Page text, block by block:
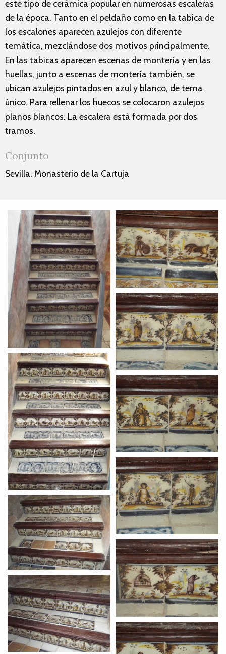
este tipo de cerámica popular en numerosas escaleras
de la época. Tanto en el peldaño como en la tabica de
los escalones aparecen azulejos con diferente
temática, mezclándose dos motivos principalmente.
En las tabicas aparecen escenas de montería y en las
huellas, junto a escenas de montería también, se
ubican azulejos pintados en azul y blanco, de tema
único. Para rellenar los huecos se colocaron azulejos
planos blancos. La escalera está formada por dos
tramos.
Conjunto
Sevilla. Monasterio de la Cartuja